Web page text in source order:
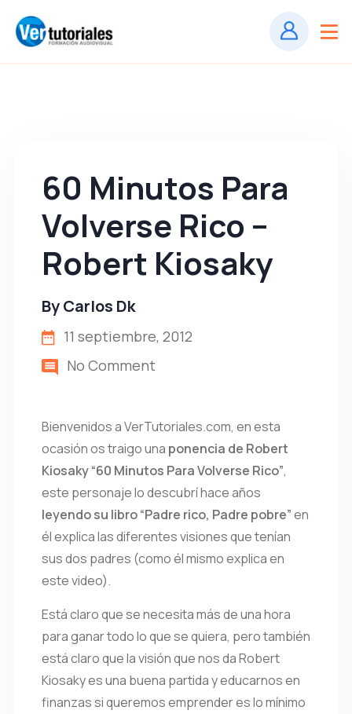
60 Minutos Para
Volverse Rico –
Robert Kiosaky
ByCarlos Dk
11 septiembre, 2012
No Comment
Bienvenidos a VerTutoriales.com, en esta
ocasión os traigo una ponencia de Robert
Kiosaky “60 Minutos Para Volverse Rico”,
este personaje lo descubrí hace años
leyendo su libro “Padre rico, Padre pobre”en
él explica las diferentes visiones que tenían
sus dos padres (como él mismo explica en
este video).
Está claro que se necesita más de una hora
para ganar todo lo que se quiera, pero también
está claro que la visión que nos da Robert
Kiosaky es una buena partida y educarnos en
finanzas si queremos emprender es lo mínimo